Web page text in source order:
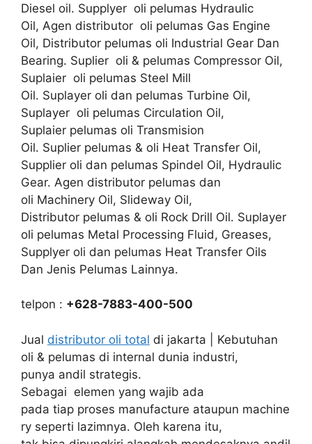
Diesel oil. Supplyer oli pelumas Hydraulic
Oil, Agen distributor oli pelumas Gas Engine
Oil, Distributor pelumas oli Industrial Gear Dan
Bearing. Suplier oli & pelumas Compressor Oil,
Suplaier oli pelumas Steel Mill
Oil. Suplayer oli dan pelumas Turbine Oil,
Suplayer oli pelumas Circulation Oil,
Suplaier pelumas oli Transmision
Oil. Suplier pelumas & oli Heat Transfer Oil,
Supplier oli dan pelumas Spindel Oil, Hydraulic
Gear. Agen distributor pelumas dan
oli Machinery Oil, Slideway Oil,
Distributor pelumas & oli Rock Drill Oil. Suplayer
oli pelumas Metal Processing Fluid, Greases,
Supplyer oli dan pelumas Heat Transfer Oils
Dan Jenis Pelumas Lainnya.
telpon : +628-7883-400-500
Jual distributor oli total di jakarta | Kebutuhan
oli & pelumas di internal dunia industri,
punya andil strategis.
Sebagai elemen yang wajib ada
pada tiap proses manufacture ataupun machine
ry seperti lazimnya. Oleh karena itu,